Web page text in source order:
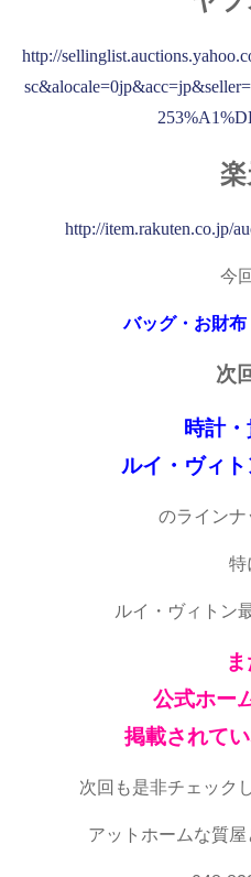
http://
http://item.rakuten.co.jp/
今
バッグ・お財布
次
時計
ルイ・ヴィ
のラインナ
特
ルイ・ヴィトン
公式ホー
掲載されて
次回も是非チェック
アットホームな質